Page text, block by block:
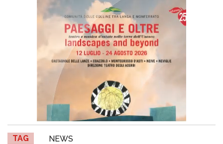
TAG NEWS